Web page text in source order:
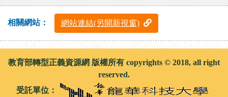
相關網站： 網站連結(另開新視窗)
教育部轉型正義資源網 版權所有 copyrights © 2018, all right
reserved.
受託單位：